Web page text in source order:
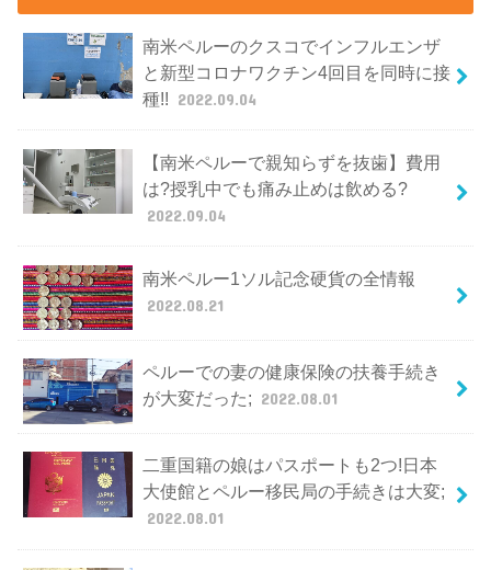
南米ペルーのクスコでインフルエンザ
と新型コロナワクチン4回目を同時に接
種!! 2022.09.04
【南米ペルーで親知らずを抜歯】費用
は?授乳中でも痛み止めは飲める?
2022.09.04
南米ペルー1ソル記念硬貨の全情報
2022.08.21
ペルーでの妻の健康保険の扶養手続き
が大変だった; 2022.08.01
二重国籍の娘はパスポートも2つ!日本
大使館とペルー移民局の手続きは大変;
2022.08.01